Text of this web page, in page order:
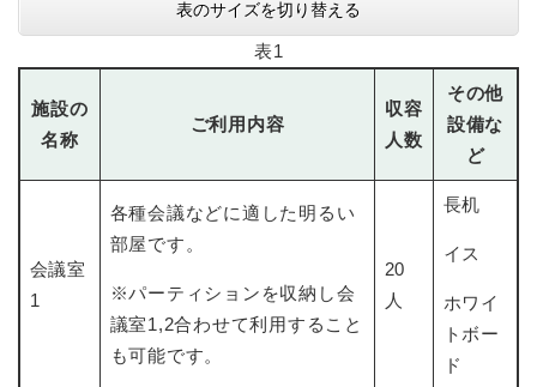
表のサイズを切り替える
表1
施設の
名称
ご利用内容
収容
人数
その他
設備な
ど
会議室
1
各種会議などに適した明るい
部屋です。
※パーティションを収納し会
議室1,2合わせて利用すること
も可能です。
20
人
長机
イス
ホワイ
トボー
ド